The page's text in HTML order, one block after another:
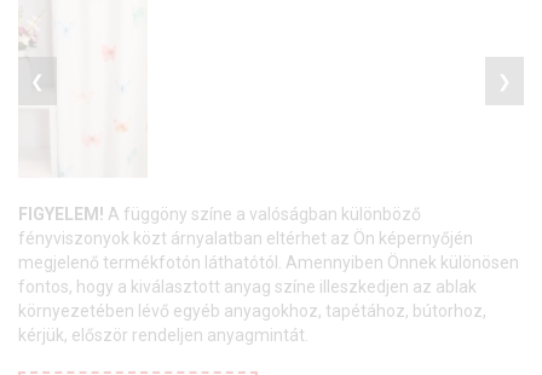
❮ ❯
FIGYELEM! A függöny színe a valóságban különböző
fényviszonyok közt árnyalatban eltérhet az Ön képernyőjén
megjelenő termékfotón láthatótól. Amennyiben Önnek különösen
fontos, hogy a kiválasztott anyag színe illeszkedjen az ablak
környezetében lévő egyéb anyagokhoz, tapétához, bútorhoz,
kérjük, először rendeljen anyagmintát.